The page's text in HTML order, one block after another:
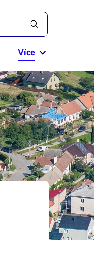
Více